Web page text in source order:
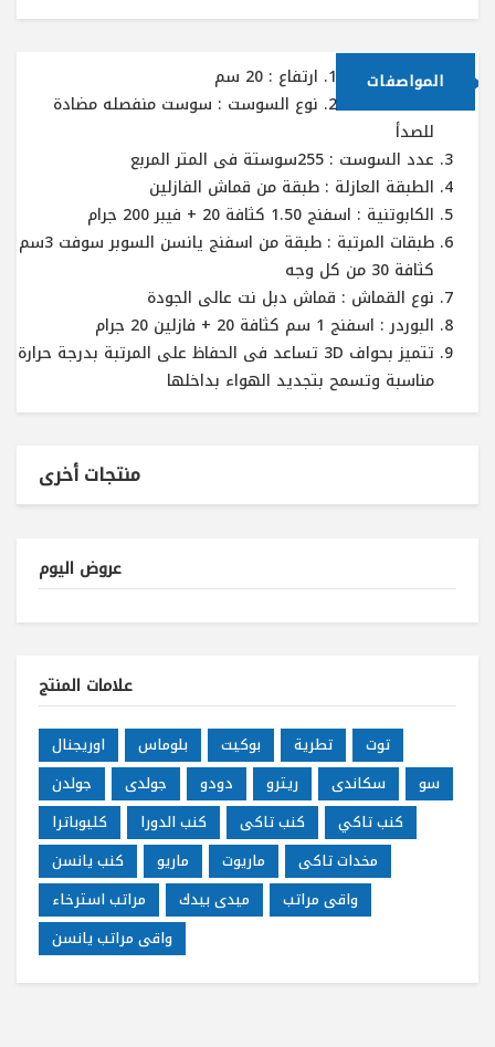
المواصفات
ارتفاع : 20 سم
نوع السوست : سوست منفصله مضادة
للصدأ
عدد السوست : 255سوستة فى المتر المربع
الطبقة العازلة : طبقة من قماش الفازلين
الكابوتنية : اسفنج 1.50 كثافة 20 + فيبر 200 جرام
طبقات المرتبة : طبقة من اسفنج يانسن السوبر سوفت 3سم
كثافة 30 من كل وجه
نوع القماش : قماش دبل نت عالى الجودة
البوردر : اسفنج 1 سم كثافة 20 + فازلين 20 جرام
تتميز بحواف 3D تساعد فى الحفاظ على المرتبة بدرجة حرارة
مناسبة وتسمح بتجديد الهواء بداخلها
منتجات أخرى
عروض اليوم
علامات المنتج
اوريجنال بلوماس بوكيت تطرية
توت
جولدن
جولدى دودو ريترو سكاندى
سو
كليوباترا
كنب الدورا كنب تاكى
كنب تاكي
كنب يانسن
ماريو ماريوت
مخدات تاكى
مراتب استرخاء
ميدى بيدك
واقى مراتب
واقى مراتب يانسن